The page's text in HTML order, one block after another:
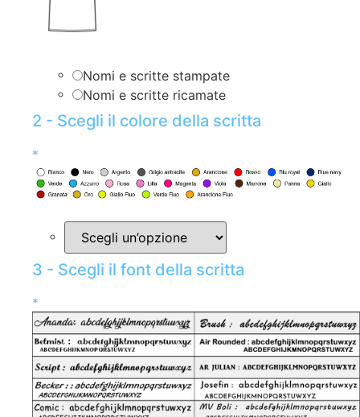
Nomi e scritte stampate
Nomi e scritte ricamate
2 - Scegli il colore della scritta
*
3 - Scegli il font della scritta
*